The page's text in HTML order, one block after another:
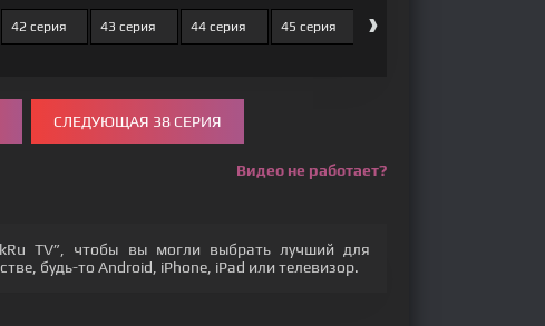
42 серия 43 серия 44 серия 45 серия 46 серия
›
СЛЕДУЮЩАЯ 38 СЕРИЯ
Видео не работает?
TV”, чтобы вы могли выбрать лучший для
будь-то Android, iPhone, iPad или телевизор.